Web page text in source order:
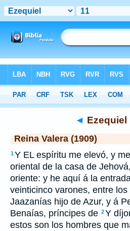
>RVR 1909 > Ezequiel 11
◄ Ezequiel
Reina Valera (1909)
1Y EL espíritu me elevó, y
oriental de la casa de
oriente: y he aquí á la
veinticinco varones, entre
Jaazanías hijo de Azur, y á
Benaías, príncipes de 2Y
estos son los hombres que